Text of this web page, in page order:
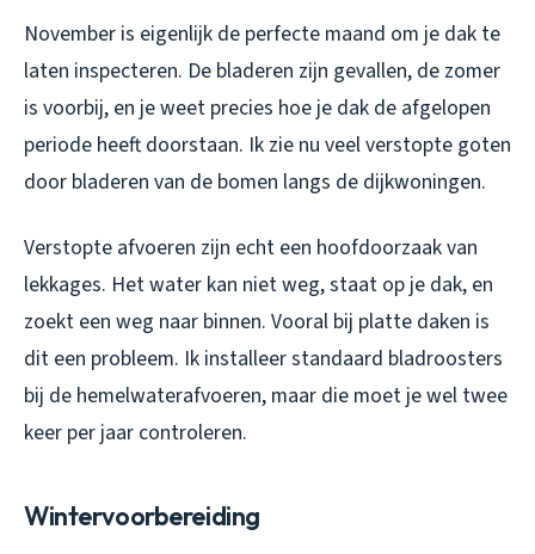
November is eigenlijk de perfecte maand om je dak te
laten inspecteren. De bladeren zijn gevallen, de zomer
is voorbij, en je weet precies hoe je dak de afgelopen
periode heeft doorstaan. Ik zie nu veel verstopte goten
door bladeren van de bomen langs de dijkwoningen.
Verstopte afvoeren zijn echt een hoofdoorzaak van
lekkages. Het water kan niet weg, staat op je dak, en
zoekt een weg naar binnen. Vooral bij platte daken is
dit een probleem. Ik installeer standaard bladroosters
bij de hemelwaterafvoeren, maar die moet je wel twee
keer per jaar controleren.
Wintervoorbereiding